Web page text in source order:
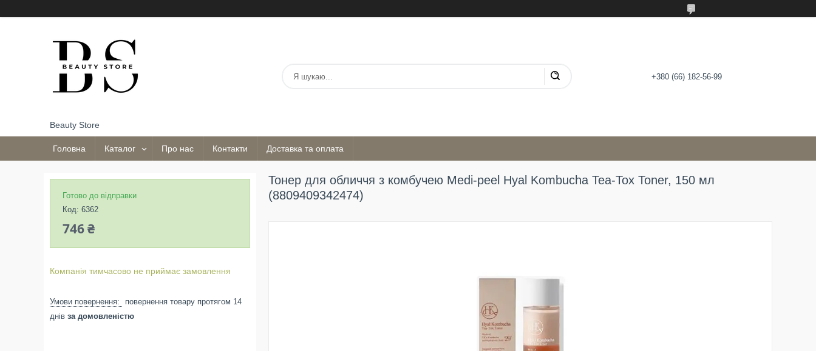
Beauty Store
+380 (66) 182-56-99
Головна Каталог Про нас Контакти Доставка та оплата
Тонер для обличчя з комбучею Medi-peel Hyal Kombucha Tea-Tox Toner, 150 мл
(8809409342474)
Готово до відправки
Код: 6362
746 ₴
Компанія тимчасово не приймає замовлення
повернення товару протягом 14
днів за домовленістю